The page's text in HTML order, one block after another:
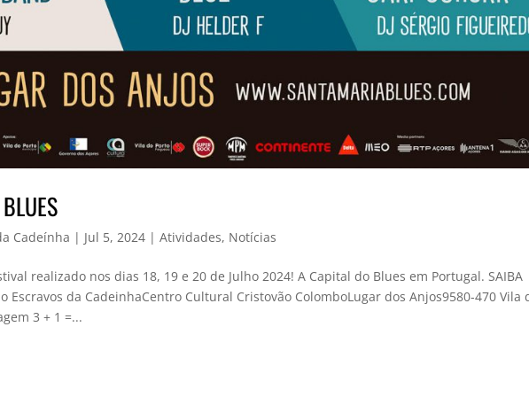
Cadeínha | Jul 5, 2024 |Atividades, Notícias
realizado nos dias 18, 19 e 20 de Julho 2024! A Capital do Blues em Portugal. SAIBA
Escravos da CadeinhaCentro Cultural Cristovão ColomboLugar dos Anjos9580-470 Vila
3 + 1 =...